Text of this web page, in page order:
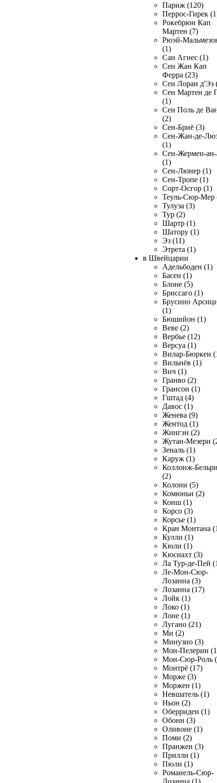
Париж (120)
Перрос-Гирек
Рокебрюн Кап
Мартен (7)
Рюэй-
(1)
Сан Агнес (1)
Сен Жан Кап
Ферра (23)
Сен Лоран д'Эз
Сен Мартен де
(1)
Сен Поль де
(2)
Сен-Бриё (3)
Сен-Жан-де-
(1)
Сен-Жермен-
(1)
Сен-Люнер (1)
Сен-Тропе (1)
Сорт-Осгор (1)
Теуль-Сюр-Мер
Тулуза (3)
Тур (2)
Шартр (1)
Шатору (1)
Эз (11)
Этрета (1)
в Швейцарии
Адельбоден (1)
Басен (1)
Блоне (5)
Бриссаго (1)
Брусино
(1)
Бюшийон (1)
Веве (2)
Вербье (12)
Версуа (1)
Вилар-Бюркен
Вильнёв (1)
Вич (1)
Гранво (2)
Грансон (1)
Гштад (4)
Давос (1)
Женева (9)
Жентод (1)
Жингэн (2)
Жутан-Мезери
Зеналь (1)
Каруж (1)
Коллонж-
(2)
Колони (5)
Комюньи (2)
Конш (1)
Корсо (3)
Корсье (1)
Кран Монтана
Кулли (1)
Кюли (1)
Кюснахт (3)
Ла Тур-де-Пей
Ле-Мон-Сюр-
Лозанна (3)
Лозанна (17)
Лойк (1)
Локо (1)
Лоне (1)
Лугано (21)
Ми (2)
Минузио (3)
Мон-Пелерин
Мон-Сюр-Роль
Монтрё (17)
Морже (3)
Моржен (1)
Невшатель (1)
Ньон (2)
Оберриден (1)
Обонн (3)
Оливоне (1)
Поми (2)
Пранжен (3)
Прилли (1)
Пюли (1)
Романель-Сюр-
Лозанна (1)